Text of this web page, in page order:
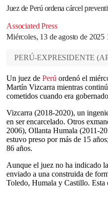
Juez de Perú ordena cárcel
Associated Press
Miércoles, 13 de agosto de
PERÚ-EXPRESIDENTE (
Un juez de Perú ordenó el
Martín Vizcarra mientras
cometidos cuando era
Vizcarra (2018-2020), un
en ser encarcelado. Otros
2006), Ollanta Humala (2011-
estuvo preso por más de 15
86 años.
Aunque el juez no ha indicado
enviado a una construida de
Toledo, Humala y Castillo. Esta